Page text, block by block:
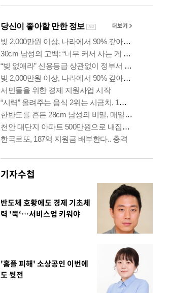
기자수첩
반도체 호황에도 경제 기초체
력 '뚝‘…서비스업 키워야
'홈플 피해' 소상공인 이번에
도 뒷전